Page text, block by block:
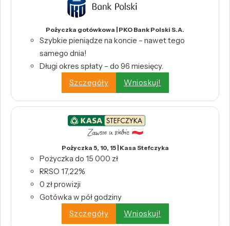
Pożyczka gotówkowa | PKO Bank Polski S.A.
Szybkie pieniądze na koncie – nawet tego
samego dnia!
Długi okres spłaty – do 96 miesięcy.
Szczegóły
Wnioskuj!
Pożyczka 5, 10, 15 | Kasa Stefczyka
Pożyczka do 15 000 zł
RRSO 17,22%
0 zł prowizji
Gotówka w pół godziny
Szczegóły
Wnioskuj!